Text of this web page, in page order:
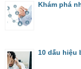
Khám phá
10 dấu hiệu